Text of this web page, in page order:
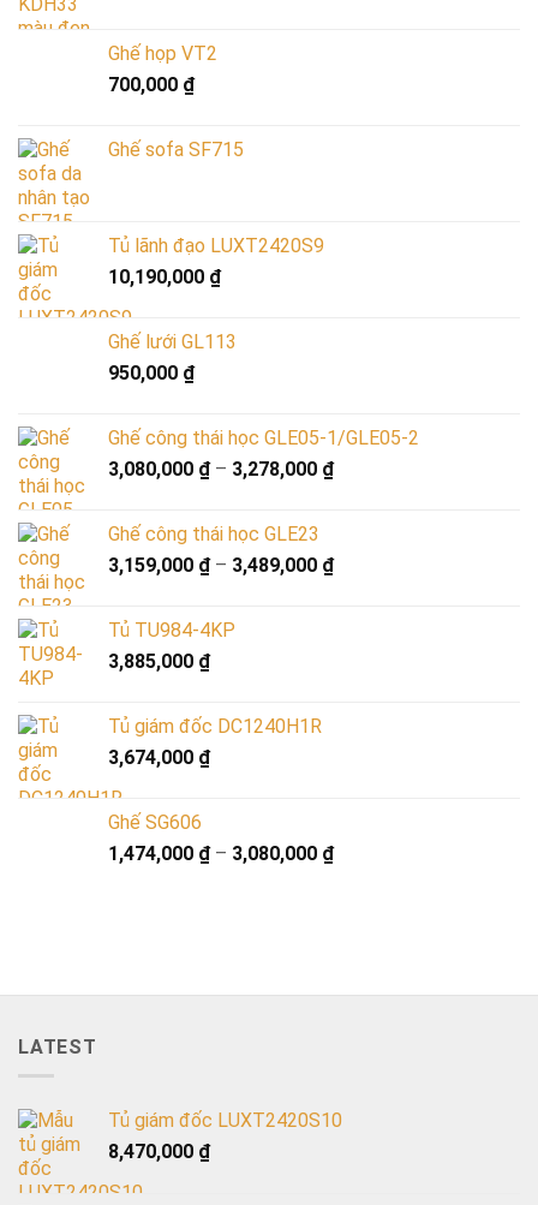
Ghế họp VT2
700,000 ₫
Ghế sofa SF715
Tủ lãnh đạo LUXT2420S9
10,190,000 ₫
Ghế lưới GL113
950,000 ₫
Ghế công thái học GLE05-1/GLE05-2
3,080,000 ₫– 3,278,000 ₫
Ghế công thái học GLE23
3,159,000 ₫– 3,489,000 ₫
Tủ TU984-4KP
3,885,000 ₫
Tủ giám đốc DC1240H1R
3,674,000 ₫
Ghế SG606
1,474,000 ₫– 3,080,000 ₫
LATEST
Tủ giám đốc LUXT2420S10
8,470,000 ₫